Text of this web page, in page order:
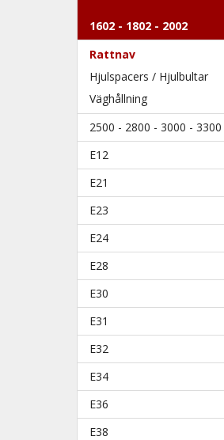
1602 - 1802 - 2002
Rattnav
Hjulspacers / Hjulbultar
Väghållning
2500 - 2800 - 3000 - 3300
E12
E21
E23
E24
E28
E30
E31
E32
E34
E36
E38